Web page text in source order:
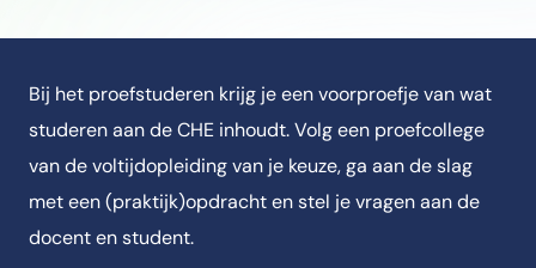
Bij het proefstuderen krijg je een voorproefje van wat
studeren aan de CHE inhoudt. Volg een proefcollege
van de voltijdopleiding van je keuze, ga aan de slag
met een (praktijk)opdracht en stel je vragen aan de
docent en student.